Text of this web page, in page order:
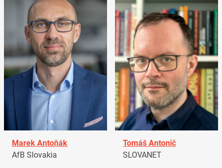
Marek Antoňák
AfB Slovakia
Tomáš Antonič
SLOVANET